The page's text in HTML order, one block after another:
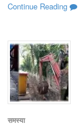
Continue Reading
समस्या